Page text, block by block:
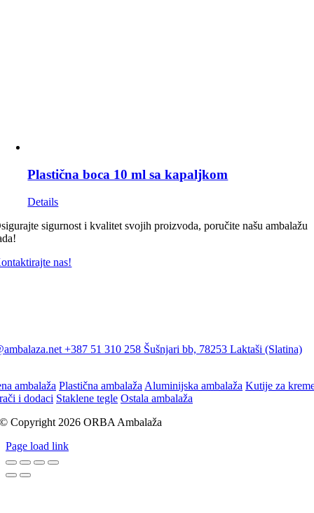
Plastična boca 10 ml sa kapaljkom
Details
sigurnost i kvalitet svojih proizvoda, poručite našu ambalažu
nas!
+387 51 310 258 Šušnjari bb, 78253 Laktaši (Slatina)
ambalaža Plastična ambalaža Aluminijska ambalaža Kutije za
i dodaci Staklene tegle Ostala ambalaža
© Copyright 2026 ORBA Ambalaža
Page load link